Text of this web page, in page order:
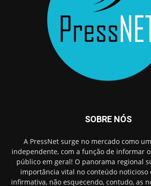
SOBRE NÓS
A PressNet surge no mercado como
independente, com a função de informar
público em geral! O panorama regional
importância vital no conteúdo noticioso
infirmativa, não esquecendo, contudo, as